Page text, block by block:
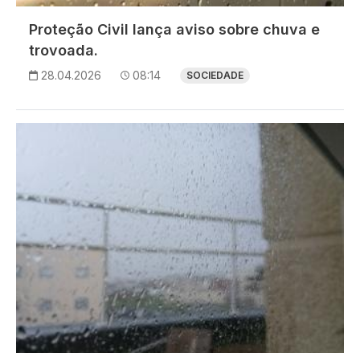
Proteção Civil lança aviso sobre chuva e
trovoada.
28.04.2026 08:14 SOCIEDADE